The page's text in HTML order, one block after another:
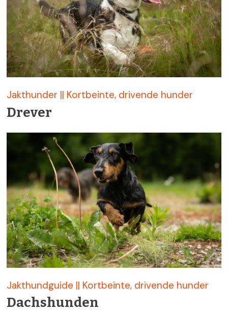
Jakthunder || Kortbeinte, drivende hunder
Drever
Jakthundguide || Kortbeinte, drivende hunder
Dachshunden